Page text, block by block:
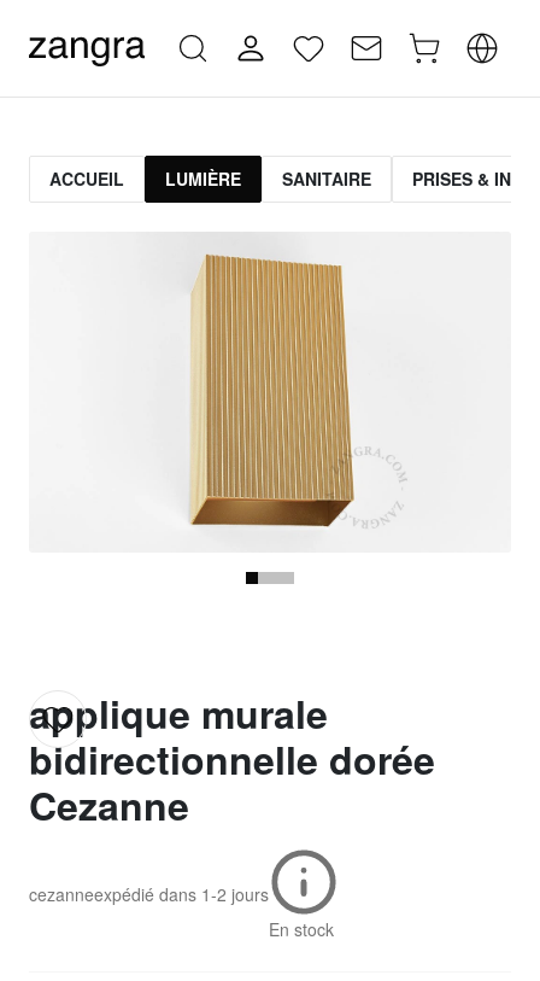
ACCUEIL LUMIÈRE SANITAIRE PRISES &
applique murale
bidirectionnelle dorée
Cezanne
cezanneexpédié dans 1-2 jours
En stock